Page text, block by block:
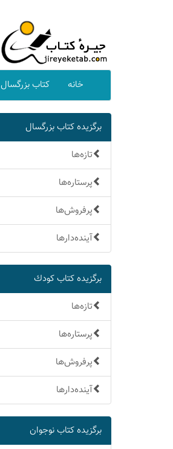
خانه كتاب بزرگسال
برگزیده كتاب بزرگسال
تازه‌ها
پرستاره‌ها
پرفروش‌ها
آینده‌دارها
برگزیده كتاب كودك
تازه‌ها
پرستاره‌ها
پرفروش‌ها
آینده‌دارها
برگزیده كتاب نوجوان